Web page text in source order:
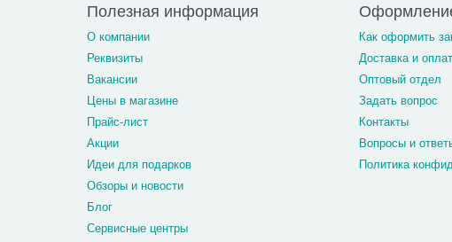
Полезная информация
О компании
Реквизиты
Вакансии
Цены в магазине
Прайс-лист
Акции
Идеи для подарков
Обзоры и новости
Блог
Сервисные центры
Как оформить
Доставка и
Оптовый отдел
Задать вопрос
Контакты
Вопросы и
Политика